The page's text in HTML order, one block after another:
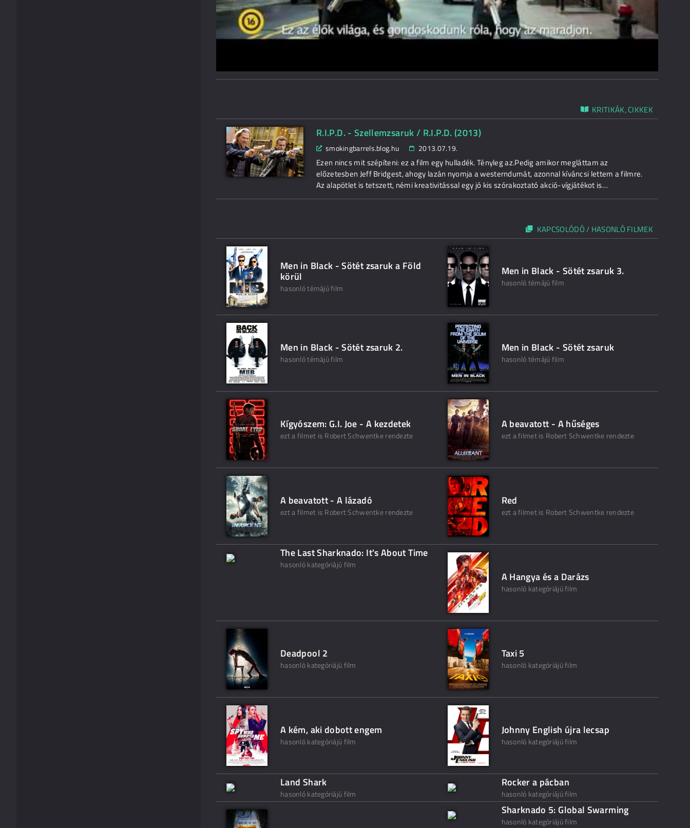
KRITIKÁK, CIKKEK
R.I.P.D. - Szellemzsaruk / R.I.P.D. (2013)
smokingbarrels.blog.hu 2013.07.19.
Ezen nincs mit szépíteni: ez a film egy hulladék. Tényleg az.Pedig amikor megláttam az
előzetesben Jeff Bridgest, ahogy lazán nyomja a westerndumát, azonnal kíváncsi lettem a filmre.
Az alapötlet is tetszett, némi kreativitással egy jó kis szórakoztató akció-vígjátékot is…
KAPCSOLÓDÓ / HASONLÓ FILMEK
Men in Black - Sötét zsaruk a Föld
körül
hasonló témájú film
Men in Black - Sötét zsaruk 3.
hasonló témájú film
Men in Black - Sötét zsaruk 2.
hasonló témájú film
Men in Black - Sötét zsaruk
hasonló témájú film
Kígyószem: G.I. Joe - A kezdetek
ezt a filmet is Robert Schwentke rendezte
A beavatott - A hűséges
ezt a filmet is Robert Schwentke rendezte
A beavatott - A lázadó
ezt a filmet is Robert Schwentke rendezte
Red
ezt a filmet is Robert Schwentke rendezte
The Last Sharknado: It's About Time
hasonló kategóriájú film
A Hangya és a Darázs
hasonló kategóriájú film
Deadpool 2
hasonló kategóriájú film
Taxi 5
hasonló kategóriájú film
A kém, aki dobott engem
hasonló kategóriájú film
Johnny English újra lecsap
hasonló kategóriájú film
Land Shark
hasonló kategóriájú film
Rocker a pácban
hasonló kategóriájú film
Sharknado 5: Global Swarming
hasonló kategóriájú film